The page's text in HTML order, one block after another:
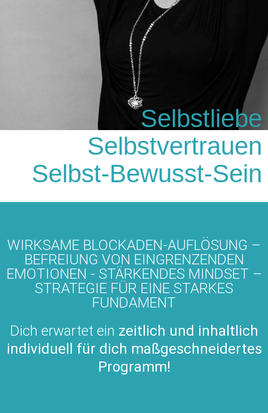
Selbstliebe
Selbstvertrauen
Selbst-Bewusst-Sein
WIRKSAME BLOCKADEN-AUFLÖSUNG –
BEFREIUNG VON EINGRENZENDEN
EMOTIONEN - STÄRKENDES MINDSET –
STRATEGIE FÜR EINE STARKES
FUNDAMENT
Dich erwartet ein zeitlich und inhaltlich
individuell
für dich maßgeschneidertes
Programm!